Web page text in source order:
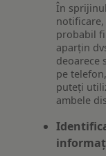
În
probabil
aparțin
deoarece
pe
puteți
ambele